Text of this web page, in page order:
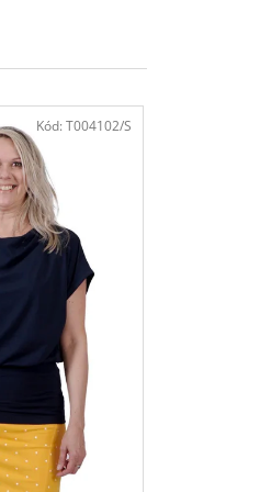
Kód: T004102/S